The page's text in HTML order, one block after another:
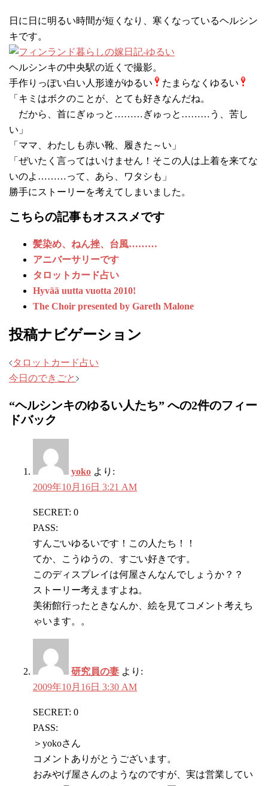
日に日に明るい時間が短くなり、寒くなっているヘルシン
キです。
ヘルシンキの中央駅の近くで撮影。
手作りっぽい白い人形達がゆるい
たまらなくゆるい
「キミはボクのことが、とても好きなんだね。
だから、首にぎゅっと………ぎゅっと………う、苦し
い」
「ママ、わたしも赤い靴、履きた～い」
「ぜいたく言ってはいけません！そこの人は上着を来てな
いのよ………って、あら、ワタシも」
勝手にストーリーを考えてしまいました。
こちらの記事もオススメです
髪染め、ねん挫、台風………
アニバーサリーです
タロットカード占い
Hyvää uutta vuotta 2010!
The Choir presented by Gareth Malone
投稿ナビゲーション
タロットカード占い
今日のできごと
“ヘルシンキのゆるい人たち” への2件のフィー
ドバック
yoko より:
2009年10月16日 3:21 AM
SECRET: 0
PASS:
すんごいゆるいです！この人たち！！
てか、こうゆうの、すごい好きです。
このディスプレイは何屋さんなんでしょうか？？
ストーリー考えますよね。
美術館行ったときなんか、絵を見てコメント考えち
ゃいます。。
研究員の妻 より:
2009年10月16日 3:30 AM
SECRET: 0
PASS:
＞yokoさん
コメントありがとうございます。
おみやげ屋さんのようなのですが、実は営業してい